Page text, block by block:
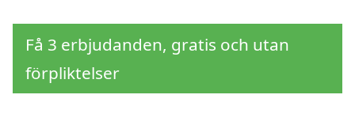
Få 3 erbjudanden, gratis och utan
förpliktelser